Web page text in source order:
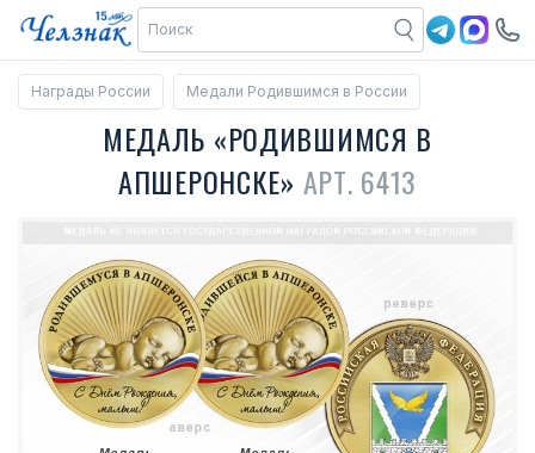
Награды России Медали Родившимся в России
МЕДАЛЬ «РОДИВШИМСЯ В
АПШЕРОНСКЕ» АРТ. 6413